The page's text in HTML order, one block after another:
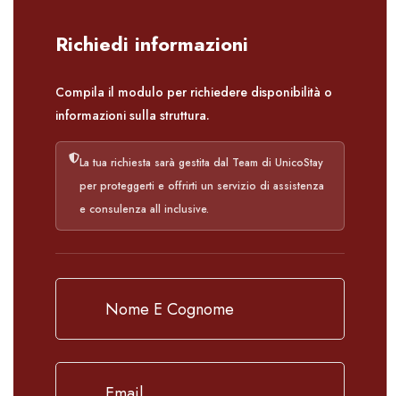
Richiedi informazioni
Compila il modulo per richiedere disponibilità o
informazioni sulla struttura.
La tua richiesta sarà gestita dal Team di UnicoStay
per proteggerti e offrirti un servizio di assistenza
e consulenza all inclusive.